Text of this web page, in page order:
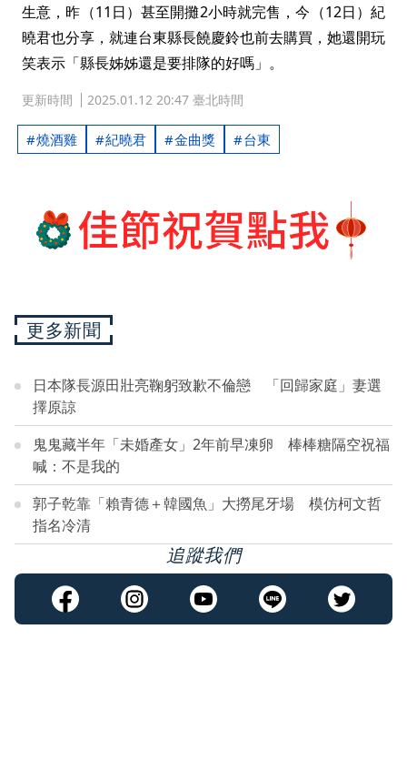
生意，昨（11日）甚至開攤2小時就完售，今（12日）紀
曉君也分享，就連台東縣長饒慶鈴也前去購買，她還開玩
笑表示「縣長姊姊還是要排隊的好嗎」。
更新時間 2025.01.12 20:47 臺北時間
燒酒雞 紀曉君 金曲獎 台東
更多新聞
日本隊長源田壯亮鞠躬致歉不倫戀 「回歸家庭」妻選
擇原諒
鬼鬼藏半年「未婚產女」2年前早凍卵 棒棒糖隔空祝福
喊：不是我的
郭子乾靠「賴青德＋韓國魚」大撈尾牙場 模仿柯文哲
指名冷清
追蹤我們